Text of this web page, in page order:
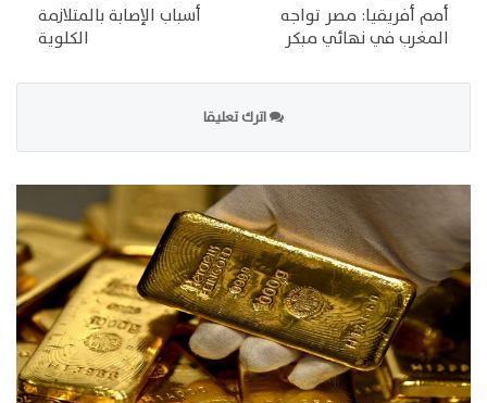
أمم أفريقيا: مصر تواجه
المغرب في نهائي مبكر
أسباب الإصابة بالمتلازمة
الكلوية
اترك تعليقا